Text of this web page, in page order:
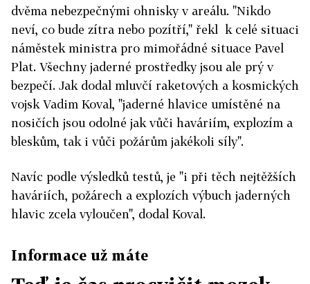
dvěma nebezpečnými ohnisky v areálu. "Nikdo
neví, co bude zítra nebo pozítří," řekl k celé situaci
náměstek ministra pro mimořádné situace Pavel
Plat. Všechny jaderné prostředky jsou ale prý v
bezpečí. Jak dodal mluvčí raketových a kosmických
vojsk Vadim Koval, "jaderné hlavice umístěné na
nosičích jsou odolné jak vůči haváriím, explozím a
bleskům, tak i vůči požárům jakékoli síly".
Navíc podle výsledků testů, je "i při těch nejtěžších
haváriích, požárech a explozích výbuch jaderných
hlavic zcela vyloučen", dodal Koval.
Informace už máte